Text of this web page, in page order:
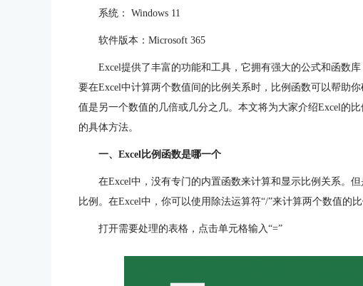
系统： Windows 11
软件版本：Microsoft 365
Excel提供了丰富的功能和工具，它拥有强大的公式和函数
要在Excel中计算两个数值间的比例关系时，比例函数可以帮助
值是另一个数值的几倍或几分之几。本文将为大家介绍Excel的
的具体方法。
一、Excel比例函数是哪一个
在Excel中，没有专门的内置函数来计算和显示比例关系。
比例。在Excel中，你可以使用除法运算符“/”来计算两个数值的
打开需要处理的表格，点击单元格输入“=”